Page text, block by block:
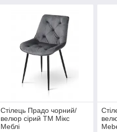
Стілець Прадо чорний/
велюр сірий ТМ Мікс
Меблі